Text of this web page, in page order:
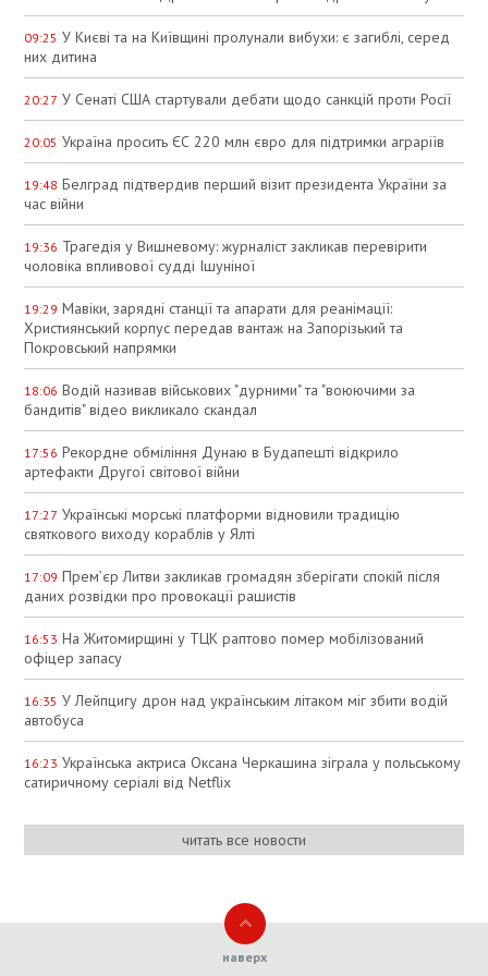
09:25 У Києві та на Київщині пролунали вибухи: є загиблі, серед
них дитина
20:27 У Сенаті США стартували дебати щодо санкцій проти Росії
20:05 Україна просить ЄС 220 млн євро для підтримки аграріїв
19:48 Белград підтвердив перший візит президента України за
час війни
19:36 Трагедія у Вишневому: журналіст закликав перевірити
чоловіка впливової судді Ішуніної
19:29 Мавіки, зарядні станції та апарати для реанімації:
Християнський корпус передав вантаж на Запорізький та
Покровський напрямки
18:06 Водій називав військових "дурними" та "воюючими за
бандитів" відео викликало скандал
17:56 Рекордне обміління Дунаю в Будапешті відкрило
артефакти Другої світової війни
17:27 Українські морські платформи відновили традицію
святкового виходу кораблів у Ялті
17:09 Прем’єр Литви закликав громадян зберігати спокій після
даних розвідки про провокації рашистів
16:53 На Житомирщині у ТЦК раптово помер мобілізований
офіцер запасу
16:35 У Лейпцигу дрон над українським літаком міг збити водій
автобуса
16:23 Українська актриса Оксана Черкашина зіграла у польському
сатиричному серіалі від Netflix
читать все новости
наверх